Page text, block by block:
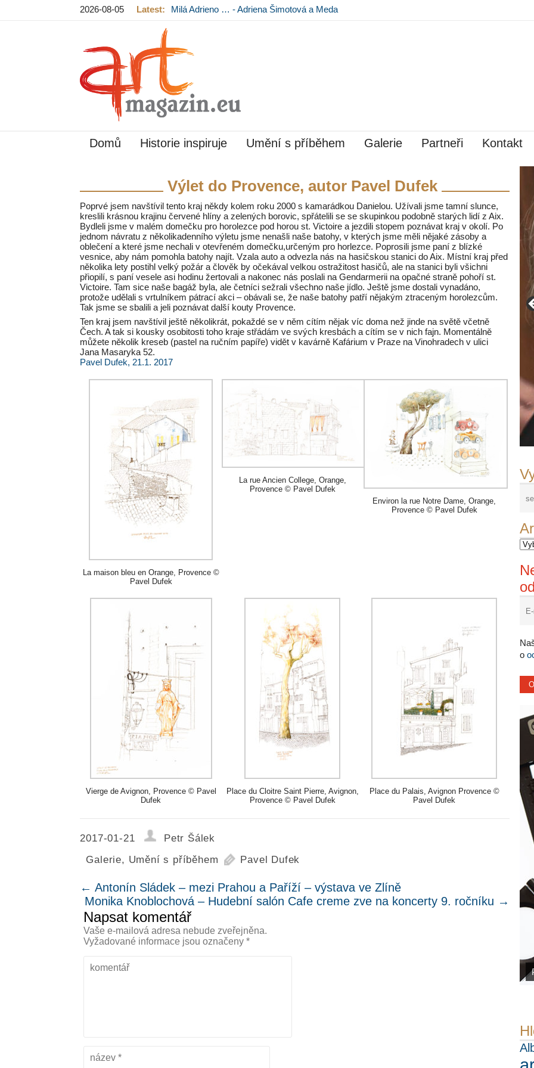
2026-08-05 Latest:
Milá Adrieno … - Adriena Šimotová a Meda
Domů Historie inspiruje Umění s příběhem Galerie Partneři Kontakt
o
Výlet do Provence, autor Pavel Dufek
Poprvé jsem navštívil tento kraj někdy kolem roku 2000 s kamarádkou Danielou. Užívali jsme tamní slunce,
kreslili krásnou krajinu červené hlíny a zelených borovic, spřátelili se se skupinkou podobně starých lidí z Aix.
Bydleli jsme v malém domečku pro horolezce pod horou st. Victoire a jezdili stopem poznávat kraj v okolí. Po
jednom návratu z několikadenního výletu jsme nenašli naše batohy, v kterých jsme měli nějaké zásoby a
oblečení a které jsme nechali v otevřeném domečku,určeným pro horlezce. Poprosili jsme paní z blízké
vesnice, aby nám pomohla batohy najít. Vzala auto a odvezla nás na hasičskou stanici do Aix. Místní kraj před
několika lety postihl velký požár a člověk by očekával velkou ostražitost hasičů, ale na stanici byli všichni
přiopilí, s paní vesele asi hodinu žertovali a nakonec nás poslali na Gendarmerii na opačné straně pohoří st.
Victoire. Tam sice naše bagáž byla, ale četníci sežrali všechno naše jídlo. Ještě jsme dostali vynadáno,
protože udělali s vrtulníkem pátrací akci – obávali se, že naše batohy patří nějakým ztraceným horolezcům.
Tak jsme se sbalili a jeli poznávat další kouty Provence.
Ten kraj jsem navštívil ještě několikrát, pokaždé se v něm cítím nějak víc doma než jinde na světě včetně
Čech. A tak si kousky osobitosti toho kraje střádám ve svých kresbách a cítím se v nich fajn. Momentálně
můžete několik kreseb (pastel na ručním papíře) vidět v kavárně Kafárium v Praze na Vinohradech v ulici
Jana Masaryka 52.
Pavel Dufek, 21.1. 2017
La maison bleu en Orange, Provence ©
Pavel Dufek
La rue Ancien College, Orange,
Provence © Pavel Dufek
Environ la rue Notre Dame, Orange,
Provence © Pavel Dufek
Vierge de Avignon, Provence © Pavel
Dufek
Place du Cloitre Saint Pierre, Avignon,
Provence © Pavel Dufek
Place du Palais, Avignon Provence ©
Pavel Dufek
2017-01-21
Petr Šálek
Galerie, Umění s příběhem Pavel Dufek
← Antonín Sládek – mezi Prahou a Paříží – výstava ve Zlíně
Monika Knoblochová – Hudební salón Cafe creme zve na koncerty 9. ročníku →
Napsat komentář
Vaše e-mailová adresa nebude zveřejněna.
Vyžadované informace jsou označeny*